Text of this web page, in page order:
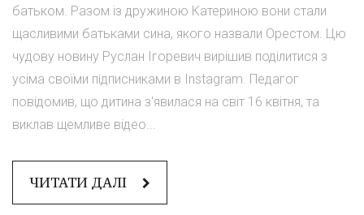
батьком. Разом із дружиною Катериною вони стали
щасливими батьками сина, якого назвали Орестом. Цю
чудову новину Руслан Ігоревич вирішив поділитися з
усіма своїми підписниками в Instagram. Педагог
повідомив, що дитина з'явилася на світ 16 квітня, та
виклав щемливе відео...
ЧИТАТИ ДАЛІ